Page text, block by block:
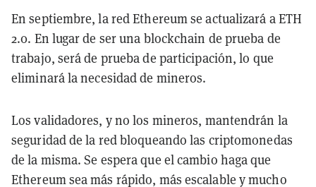
En septiembre, la red Ethereum se actualizará a ETH
2.0. En lugar de ser una blockchain de prueba de
trabajo, será de prueba de participación, lo que
eliminará la necesidad de mineros.
Los validadores, y no los mineros, mantendrán la
seguridad de la red bloqueando las criptomonedas
de la misma. Se espera que el cambio haga que
Ethereum sea más rápido, más escalable y mucho